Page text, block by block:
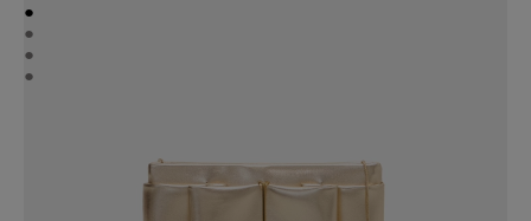
●
●
●
●